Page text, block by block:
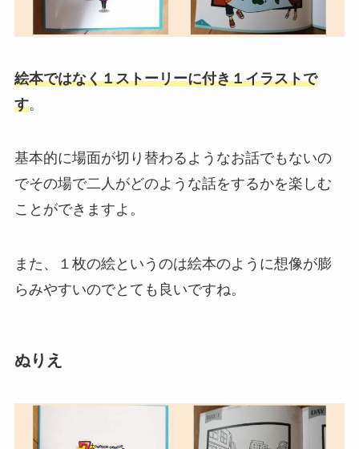
絵本ではなく１ストーリーに付き１イラストで
す。
基本的に場面が切り替わるようなお話でもないの
でその場で二人がどのような話をするかを楽しむ
ことができますよ。
また、１枚の絵というのは絵本のように想像が膨
らみやすいのでとても良いですね。
ぬりえ